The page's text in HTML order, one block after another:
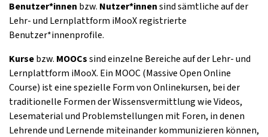
Benutzer*innen bzw. Nutzer*innensind sämtliche auf der
Lehr- und Lernplattform iMooX registrierte
Benutzer*innenprofile.
Kursebzw. MOOCssind einzelne Bereiche auf der Lehr- und
Lernplattform iMooX. Ein MOOC (Massive Open Online
Course) ist eine spezielle Form von Onlinekursen, bei der
traditionelle Formen der Wissensvermittlung wie Videos,
Lesematerial und Problemstellungen mit Foren, in denen
Lehrende und Lernende miteinander kommunizieren können,